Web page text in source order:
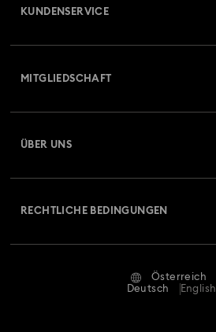
KUNDENSERVICE
Retouren und Umtausch
Reparaturstatus
MITGLIEDSCHAFT
ÜBER UNS
RECHTLICHE BEDINGUNGEN
Österreich
Deutsch
English